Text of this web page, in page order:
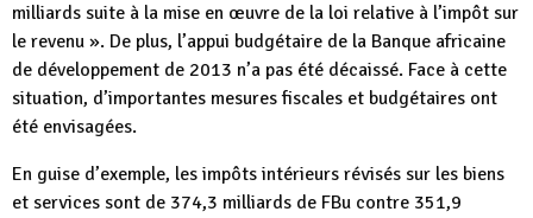
milliards suite à la mise en œuvre de la loi relative à l’impôt sur
le revenu ». De plus, l’appui budgétaire de la Banque africaine
de développement de 2013 n’a pas été décaissé. Face à cette
situation, d’importantes mesures fiscales et budgétaires ont
été envisagées.
En guise d’exemple, les impôts intérieurs révisés sur les biens
et services sont de 374,3 milliards de FBu contre 351,9